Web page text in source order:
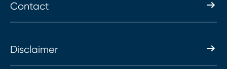
Contact
Disclaimer